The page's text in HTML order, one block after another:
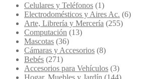
Celulares y Teléfonos (1)
Electrodomésticos y Aires Ac. (6)
Arte, Librería y Mercería (255)
Computación (13)
Mascotas (36)
Cámaras y Accesorios (8)
Bebés (271)
Accesorios para Vehículos (3)
Hogar, Muebles y Jardín (144)